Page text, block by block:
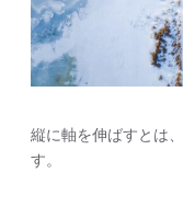
縦に軸を伸ばすとは
す。